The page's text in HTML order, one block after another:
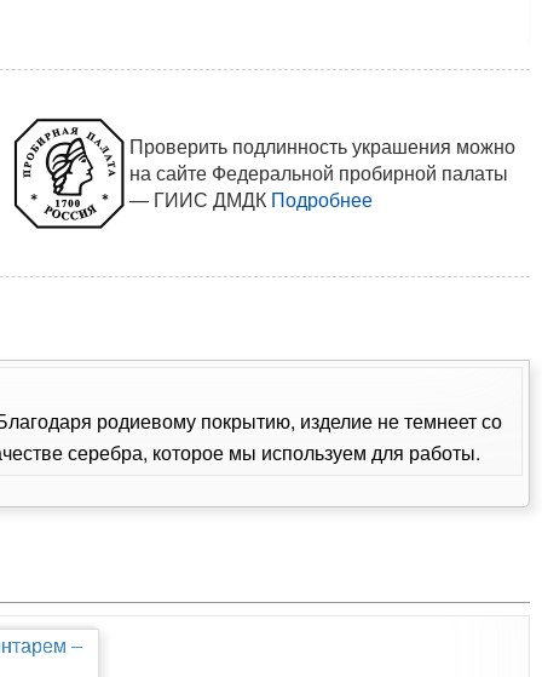
Проверить подлинность украшения можно
на сайте Федеральной пробирной палаты
— ГИИС ДМДК Подробнее
родиевому покрытию, изделие не темнеет со
серебра, которое мы используем для работы.